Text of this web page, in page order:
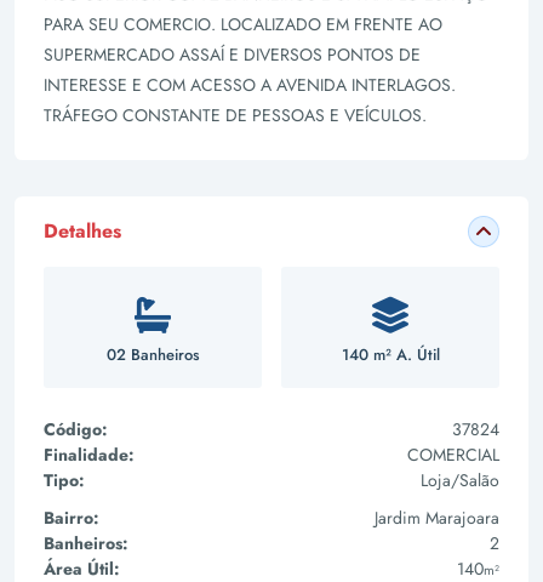
PARA SEU COMERCIO. LOCALIZADO EM FRENTE AO
SUPERMERCADO ASSAÍ E DIVERSOS PONTOS DE
INTERESSE E COM ACESSO A AVENIDA INTERLAGOS.
TRÁFEGO CONSTANTE DE PESSOAS E VEÍCULOS.
Detalhes
02 Banheiros 140 m² A. Útil
Código:
37824
Finalidade:
COMERCIAL
Tipo:
Loja/Salão
Bairro:
Jardim Marajoara
Banheiros:
2
Área Útil:
140m²